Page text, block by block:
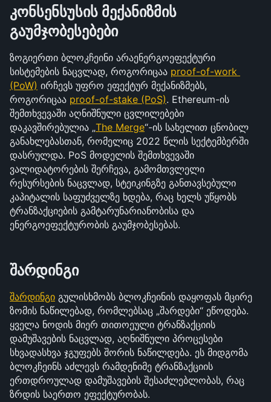
კონსენსუსის მექანიზმის
გაუმჯობესებები
ზოგიერთი ბლოკჩეინი არაენერგოეფექტური
სისტემების ნაცვლად, როგორიცაა proof-of-work
(PoW) ირჩევს უფრო ეფექტურ მექანიზმებს,
როგორიცაა proof-of-stake (PoS). Ethereum-ის
შემთხვევაში აღნიშნული ცვლილებები
დაკავშირებულია „The Merge“-ის სახელით ცნობილ
განახლებასთან, რომელიც 2022 წლის სექტემბერში
დასრულდა. PoS მოდელის შემთხვევაში
ვალიდატორების შერჩევა, გამომთვლელი
რესურსების ნაცვლად, სტეიკინგზე განთავსებული
კაპიტალის საფუძველზე ხდება, რაც ხელს უწყობს
ტრანზაქციების გამტარუნარიანობისა და
ენერგოეფექტურობის გაუმჯობესებას.
შარდინგი
შარდინგი გულისხმობს ბლოკჩეინის დაყოფას მცირე
ზომის ნაწილებად, რომლებსაც „შარდები“ ეწოდება.
ყველა ნოდის მიერ თითოეული ტრანზაქციის
დამუშავების ნაცვლად, აღნიშნული პროცესები
სხვადასხვა ჯგუფებს შორის ნაწილდება. ეს მიდგომა
ბლოკჩეინს აძლევს რამდენიმე ტრანზაქციის
ერთდროულად დამუშავების შესაძლებლობას, რაც
ზრდის საერთო ეფექტურობას.